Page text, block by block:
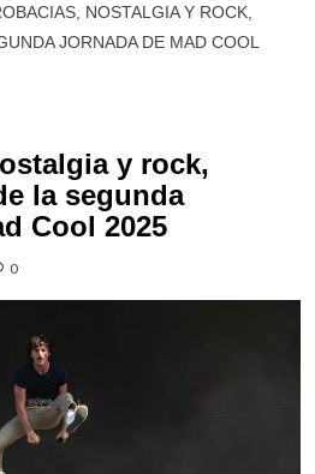
NOSTALGIA Y ROCK,
JORNADA DE MAD COOL
y rock,
la segunda
Cool 2025
0